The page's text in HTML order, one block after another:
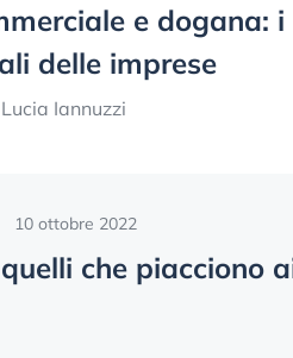
e dogana:
delle imprese
Iannuzzi
10 ottobre 2022
che piacciono